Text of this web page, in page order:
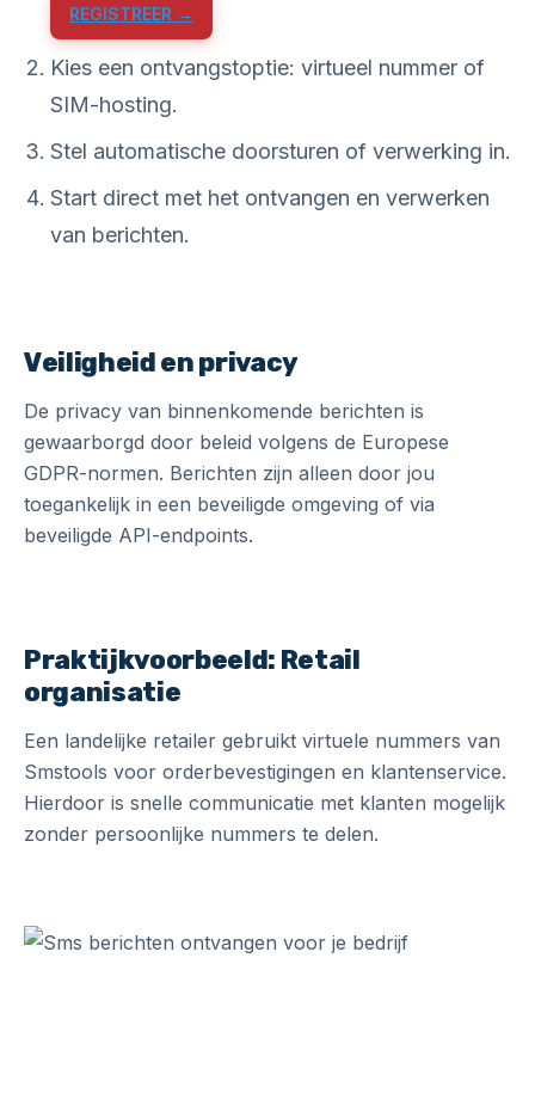
REGISTREER →
Kies een ontvangstoptie: virtueel nummer of
SIM-hosting.
Stel automatische doorsturen of verwerking in.
Start direct met het ontvangen en verwerken
van berichten.
Veiligheid en privacy
De privacy van binnenkomende berichten is
gewaarborgd door beleid volgens de Europese
GDPR-normen. Berichten zijn alleen door jou
toegankelijk in een beveiligde omgeving of via
beveiligde API-endpoints.
Praktijkvoorbeeld: Retail
organisatie
Een landelijke retailer gebruikt virtuele nummers van
Smstools voor orderbevestigingen en klantenservice.
Hierdoor is snelle communicatie met klanten mogelijk
zonder persoonlijke nummers te delen.